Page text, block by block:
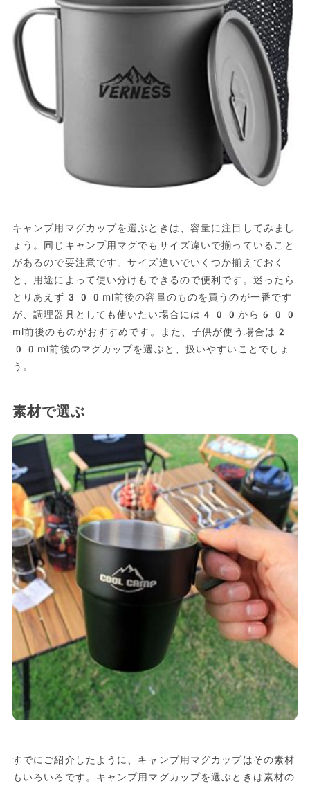
キャンプ用マグカップを選ぶときは、容量に注目してみまし
ょう。同じキャンプ用マグでもサイズ違いで揃っていること
があるので要注意です。サイズ違いでいくつか揃えておく
と、用途によって使い分けもできるので便利です。迷ったら
とりあえず300ml前後の容量のものを買うのが一番です
が、調理器具としても使いたい場合には400から600
ml前後のものがおすすめです。また、子供が使う場合は2
00ml前後のマグカップを選ぶと、扱いやすいことでしょ
う。
素材で選ぶ
すでにご紹介したように、キャンプ用マグカップはその素材
もいろいろです。キャンプ用マグカップを選ぶときは素材の